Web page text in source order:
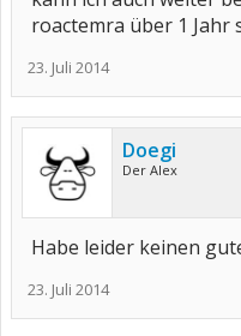
roactemra über 1 Jahr
23. Juli 2014
Doegi
Der Alex
Habe leider keinen
23. Juli 2014